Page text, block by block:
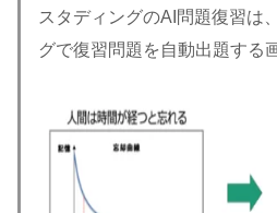
スタディングのAI問題復習は
グで復習問題を自動出題する